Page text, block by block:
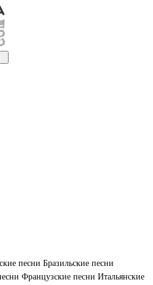
песни Бразильские песни
Французские песни Итальянские